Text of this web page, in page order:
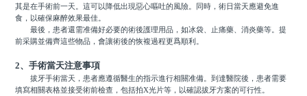
其是在手術前一天。這可以降低出現惡心嘔吐的風險。同時，術日當天應避免進
食，以確保麻醉效果最佳。
最後，患者還需准備好必要的術後護理用品，如冰袋、止痛藥、消炎藥等。提
前采購並備齊這些物品，會讓術後的恢複過程更爲順利。
2、手術當天注意事項
拔牙手術當天，患者應遵循醫生的指示進行相關准備。到達醫院後，患者需要
填寫相關表格並接受術前檢查，包括拍X光片等，以確認拔牙方案的可行性。